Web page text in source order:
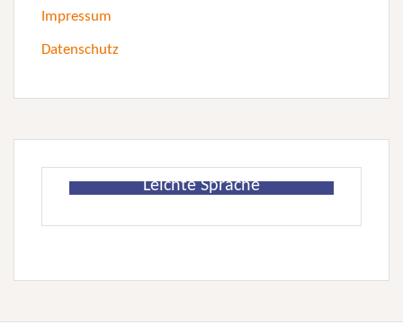
Impressum
Datenschutz
Leichte Sprache